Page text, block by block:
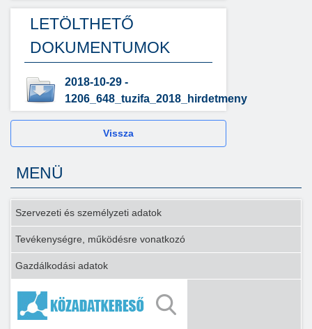
LETÖLTHETŐ
DOKUMENTUMOK
2018-10-29 -
1206_648_tuzifa_2018_hirdetmeny
Vissza
MENÜ
Szervezeti és személyzeti adatok
Tevékenységre, működésre vonatkozó
Gazdálkodási adatok